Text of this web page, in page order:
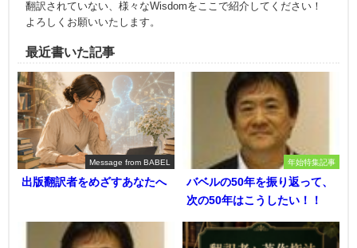
翻訳されていない、様々なWisdomをここで紹介してください！
よろしくお願いいたします。
最近書いた記事
Message from BABEL
出版翻訳者をめざすあなたへ
年始特集記事
バベルの50年を振り返って、
次の50年はこうしたい！！